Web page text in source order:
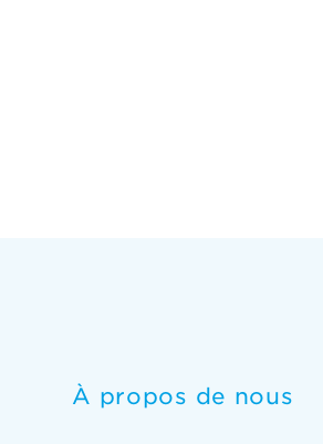
À propos de nous